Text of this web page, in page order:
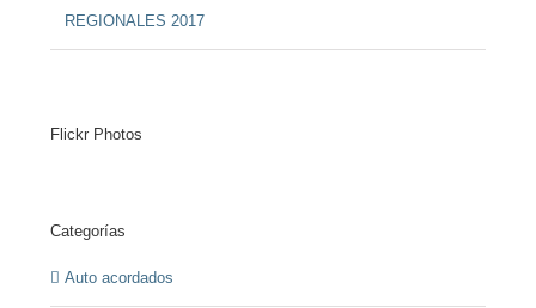
REGIONALES 2017
Flickr Photos
Categorías
Auto acordados